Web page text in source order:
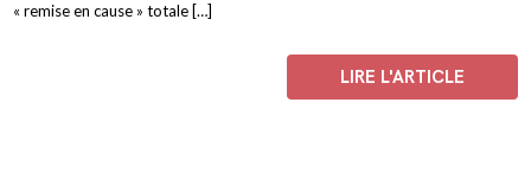
« remise en cause » totale […]
LIRE L'ARTICLE